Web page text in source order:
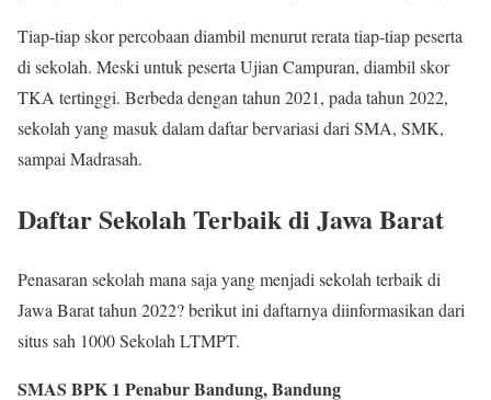
Tiap-tiap skor percobaan diambil menurut rerata tiap-tiap peserta
di sekolah. Meski untuk peserta Ujian Campuran, diambil skor
TKA tertinggi. Berbeda dengan tahun 2021, pada tahun 2022,
sekolah yang masuk dalam daftar bervariasi dari SMA, SMK,
sampai Madrasah.
Daftar Sekolah Terbaik di Jawa Barat
Penasaran sekolah mana saja yang menjadi sekolah terbaik di
Jawa Barat tahun 2022? berikut ini daftarnya diinformasikan dari
situs sah 1000 Sekolah LTMPT.
SMAS BPK 1 Penabur Bandung, Bandung